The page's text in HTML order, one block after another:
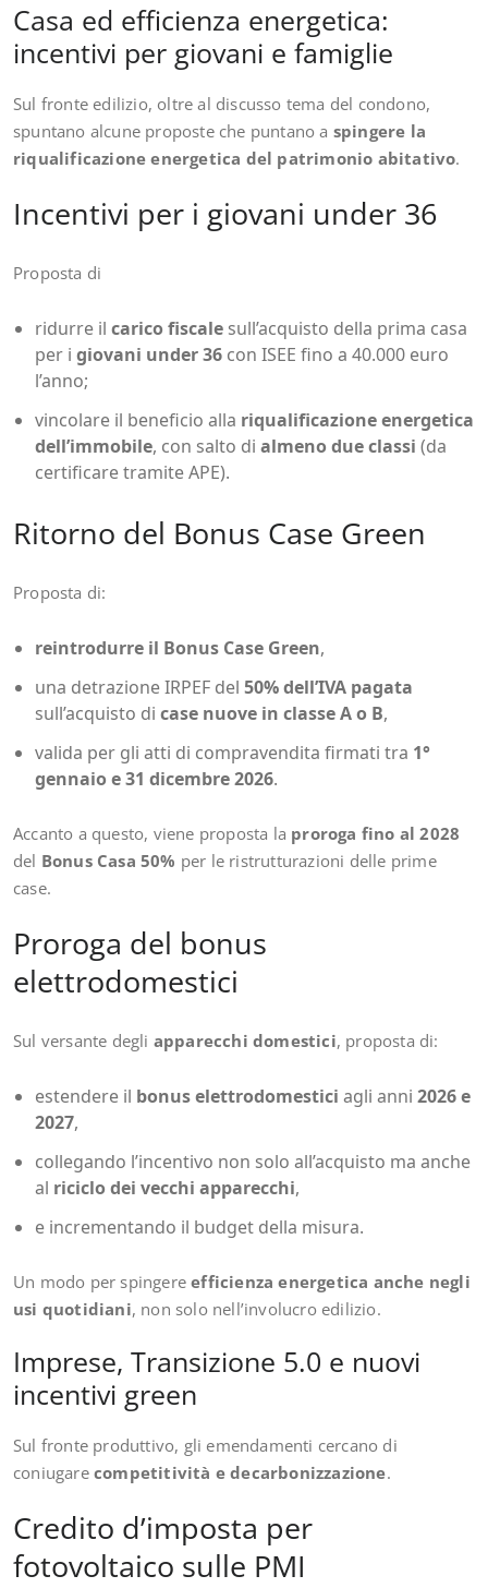
Casa ed efficienza energetica:
incentivi per giovani e famiglie
Sul fronte edilizio, oltre al discusso tema del condono,
spuntano alcune proposte che puntano a spingere la
riqualificazione energetica del patrimonio abitativo.
Incentivi per i giovani under 36
Proposta di
ridurre il carico fiscale sull’acquisto della prima casa
per i giovani under 36 con ISEE fino a 40.000 euro
l’anno;
vincolare il beneficio alla riqualificazione energetica
dell’immobile, con salto di almeno due classi (da
certificare tramite APE).
Ritorno del Bonus Case Green
Proposta di:
reintrodurre il Bonus Case Green,
una detrazione IRPEF del 50% dell’IVA pagata
sull’acquisto di case nuove in classe A o B,
valida per gli atti di compravendita firmati tra 1°
gennaio e 31 dicembre 2026.
Accanto a questo, viene proposta la proroga fino al 2028
del Bonus Casa 50% per le ristrutturazioni delle prime
case.
Proroga del bonus
elettrodomestici
Sul versante degli apparecchi domestici, proposta di:
estendere il bonus elettrodomestici agli anni 2026 e
2027,
collegando l’incentivo non solo all’acquisto ma anche
al riciclo dei vecchi apparecchi,
e incrementando il budget della misura.
Un modo per spingereefficienza energetica anche negli
usi quotidiani, non solo nell’involucro edilizio.
Imprese, Transizione 5.0 e nuovi
incentivi green
Sul fronte produttivo, gli emendamenti cercano di
coniugare competitività e decarbonizzazione.
Credito d’imposta per
fotovoltaico sulle PMI